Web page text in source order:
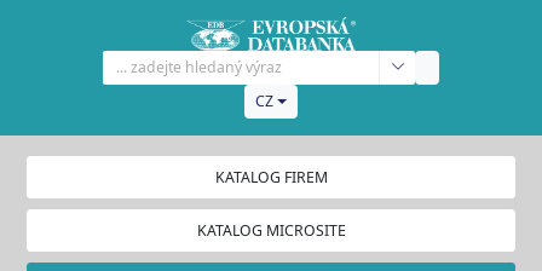
CZ
KATALOG FIREM
KATALOG MICROSITE